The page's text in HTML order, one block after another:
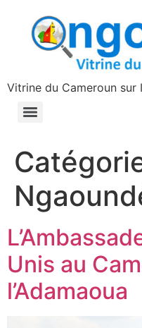
principal
Vitrine du Cameroun sur
Unis au
l’Adamaoua